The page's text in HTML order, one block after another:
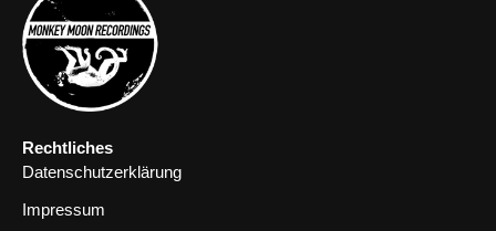
Rechtliches
Datenschutzerklärung
Impressum